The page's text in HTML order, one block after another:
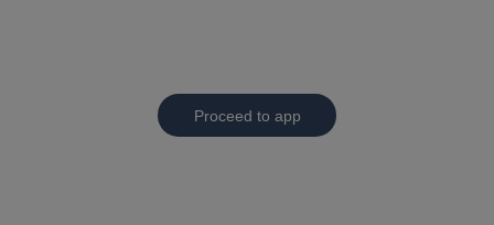
Proceed to app